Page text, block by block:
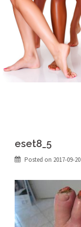
eset8_5
Posted on 2017-09-20